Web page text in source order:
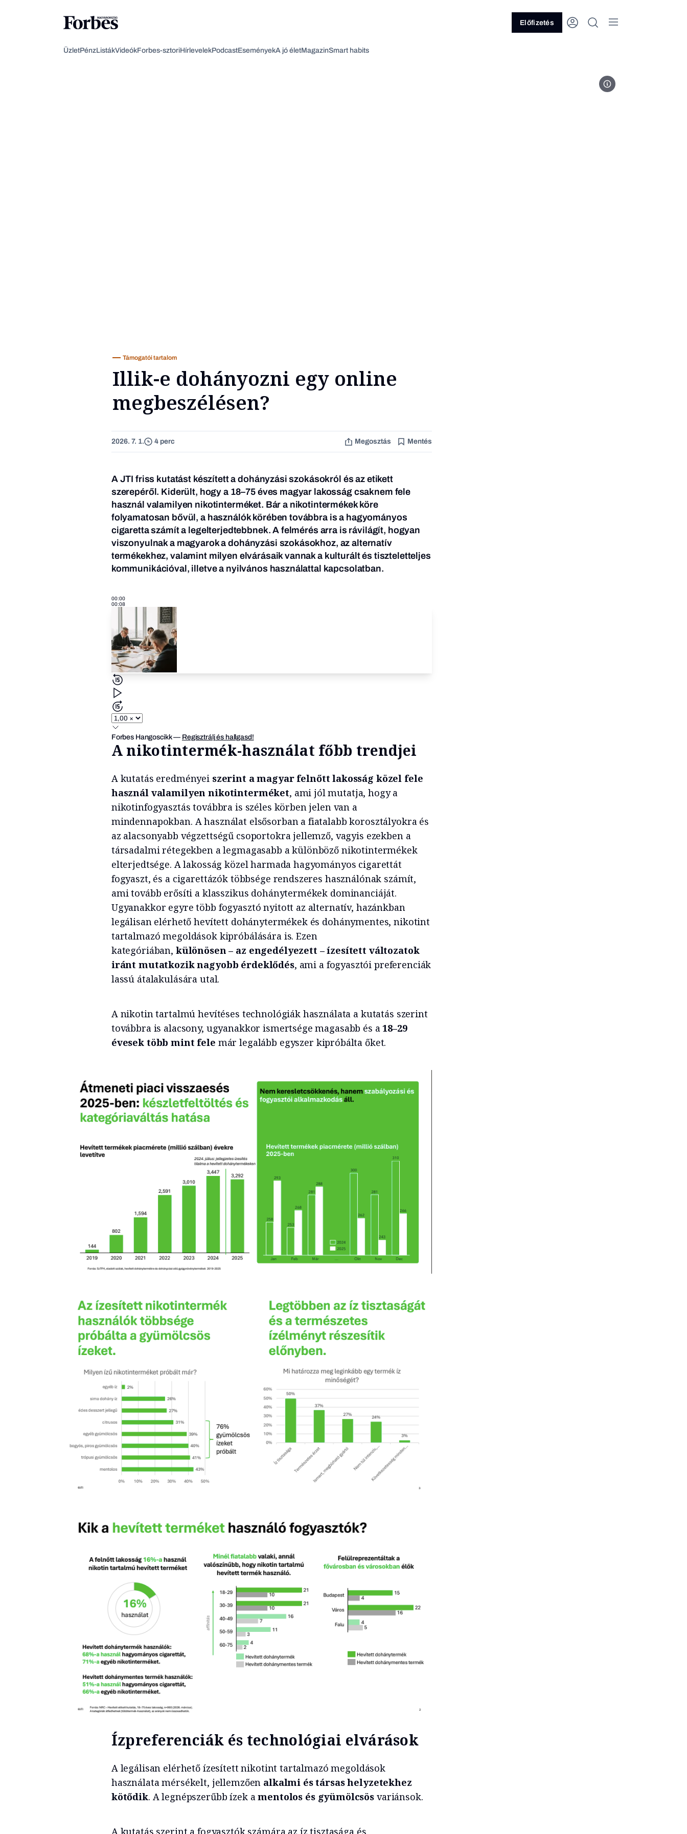
Előfizetés
ÜzletPénzListákVideókForbes-sztoriHírlevelekPodcastEseményekA jó életMagazinSmart habits
jti
Támogatói tartalom
Illik-e dohányozni egy online
megbeszélésen?
2026. 7. 1. 4 perc Megosztás Mentés
A JTI friss kutatást készített a dohányzási szokásokról és az etikett
szerepéről. Kiderült, hogy a 18–75 éves magyar lakosság csaknem fele
használ valamilyen nikotinterméket. Bár a nikotintermékek köre
folyamatosan bővül, a használók körében továbbra is a hagyományos
cigaretta számít a legelterjedtebbnek. A felmérés arra is rávilágít, hogyan
viszonyulnak a magyarok a dohányzási szokásokhoz, az alternatív
termékekhez, valamint milyen elvárásaik vannak a kulturált és tiszteletteljes
kommunikációval, illetve a nyilvános használattal kapcsolatban.
00:00
00:08
Forbes Hangoscikk— Regisztrálj és hallgasd!
A nikotintermék-használat főbb trendjei
A kutatás eredményei szerint a magyar felnőtt lakosság közel fele
használ valamilyen nikotinterméket, ami jól mutatja, hogy a
nikotinfogyasztás továbbra is széles körben jelen van a
mindennapokban. A használat elsősorban a fiatalabb korosztályokra és
az alacsonyabb végzettségű csoportokra jellemző, vagyis ezekben a
társadalmi rétegekben a legmagasabb a különböző nikotintermékek
elterjedtsége. A lakosság közel harmada hagyományos cigarettát
fogyaszt, és a cigarettázók többsége rendszeres használónak számít,
ami tovább erősíti a klasszikus dohánytermékek dominanciáját.
Ugyanakkor egyre több fogyasztó nyitott az alternatív, hazánkban
legálisan elérhető hevített dohánytermékek és dohánymentes, nikotint
tartalmazó megoldások kipróbálására is. Ezen
kategóriában, különösen – az engedélyezett – ízesített változatok
iránt mutatkozik nagyobb érdeklődés, ami a fogyasztói preferenciák
lassú átalakulására utal.
A nikotin tartalmú hevítéses technológiák használata a kutatás szerint
továbbra is alacsony, ugyanakkor ismertsége magasabb és a18–29
évesek több mint fele már legalább egyszer kipróbálta őket.
Ízpreferenciák és technológiai elvárások
A legálisan elérhető ízesített nikotint tartalmazó megoldások
használata mérsékelt, jellemzően alkalmi és társas helyzetekhez
kötődik. A legnépszerűbb ízek amentolos és gyümölcsös variánsok.
A kutatás szerint a fogyasztók számára az íz tisztasága és